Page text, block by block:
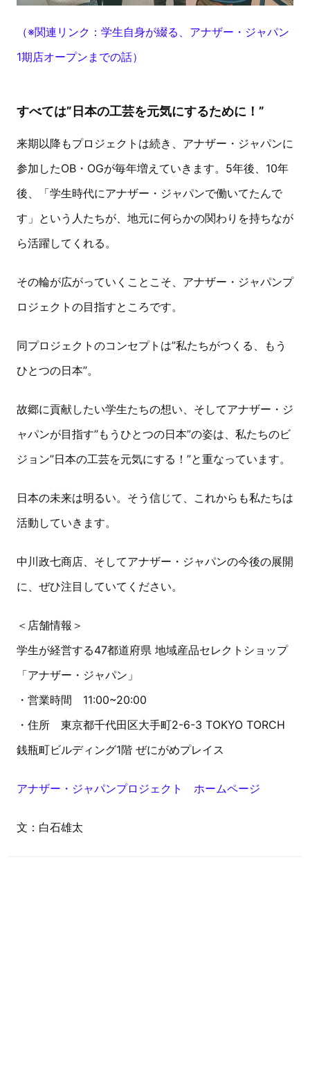
（※関連リンク：学生自身が綴る、アナザー・ジャパン
1期店オープンまでの話）
すべては”日本の工芸を元気にするために！”
来期以降もプロジェクトは続き、アナザー・ジャパンに
参加したOB・OGが毎年増えていきます。5年後、10年
後、「学生時代にアナザー・ジャパンで働いてたんで
す」という人たちが、地元に何らかの関わりを持ちなが
ら活躍してくれる。
その輪が広がっていくことこそ、アナザー・ジャパンプ
ロジェクトの目指すところです。
同プロジェクトのコンセプトは”私たちがつくる、もう
ひとつの日本”。
故郷に貢献したい学生たちの想い、そしてアナザー・ジ
ャパンが目指す”もうひとつの日本”の姿は、私たちのビ
ジョン”日本の工芸を元気にする！”と重なっています。
日本の未来は明るい。そう信じて、これからも私たちは
活動していきます。
中川政七商店、そしてアナザー・ジャパンの今後の展開
に、ぜひ注目していてください。
＜店舗情報＞
学生が経営する47都道府県 地域産品セレクトショップ
「アナザー・ジャパン」
・営業時間 11:00~20:00
・住所 東京都千代田区大手町2-6-3 TOKYO TORCH
銭瓶町ビルディング1階 ぜにがめプレイス
アナザー・ジャパンプロジェクト ホームページ
文：白石雄太